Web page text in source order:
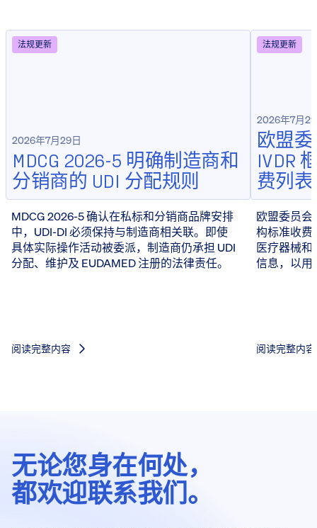
法规更新
2026年7月29日
MDCG 2026-5 明确制造商和
分销商的 UDI 分配规则
MDCG 2026-5 确认在私标和分销商品牌安排
中，UDI-DI 必须保持与制造商相关联。即使
具体实际操作活动被委派，制造商仍承担 UDI
分配、维护及 EUDAMED 注册的法律责任。
阅读完整内容
法规更新
2026年7月
欧盟委
IVDR
费列表
欧盟委员会
构标准收费
医疗器械和
信息，以用
阅读完整内容
无论您身在何处，
都欢迎联系我们。